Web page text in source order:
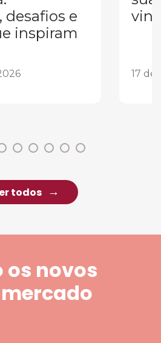
desafios e
inspiram
17 de
todos
os novos